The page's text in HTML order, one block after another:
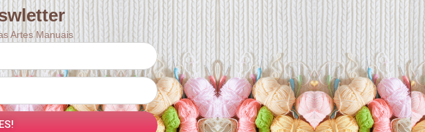
Artes Manuais